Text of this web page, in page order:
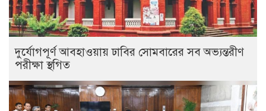
দুর্যোগপূর্ণ আবহাওয়ায় ঢাবির সোমবারের সব অভ্যন্তরীণ
পরীক্ষা স্থগিত